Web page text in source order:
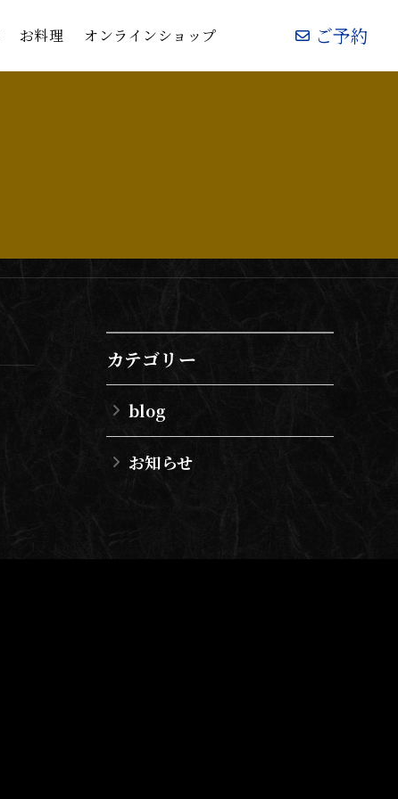
お料理 オンラインショップ ご予約
お料理 オンラインショップ ご予約
カテゴリー
blog
お知らせ